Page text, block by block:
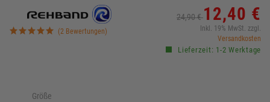
(2 Bewertungen)
24,90 €12,40 €
Inkl. 19% MwSt. zzgl.
Versandkosten
Lieferzeit: 1-2 Werktage
Größe